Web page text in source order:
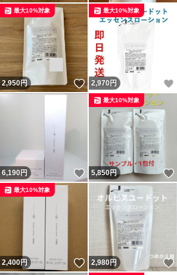
いいね！
2,950円 いいね！
最大10%対象
2,970 円
最大10%対象
いいね！
6,190円 いいね！
5,850円
最大10%対象
いいね！
2,400円 いいね！
最大10%対象
2,980円